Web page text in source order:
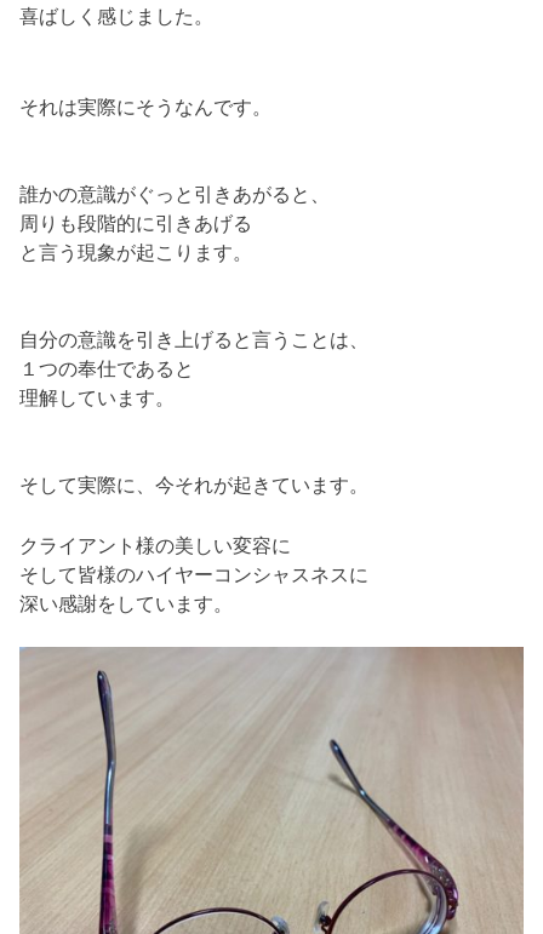
喜ばしく感じました。
それは実際にそうなんです。
誰かの意識がぐっと引きあがると、
周りも段階的に引きあげる
と言う現象が起こります。
自分の意識を引き上げると言うことは、
１つの奉仕であると
理解しています。
そして実際に、今それが起きています。
クライアント様の美しい変容に
そして皆様のハイヤーコンシャスネスに
深い感謝をしています。